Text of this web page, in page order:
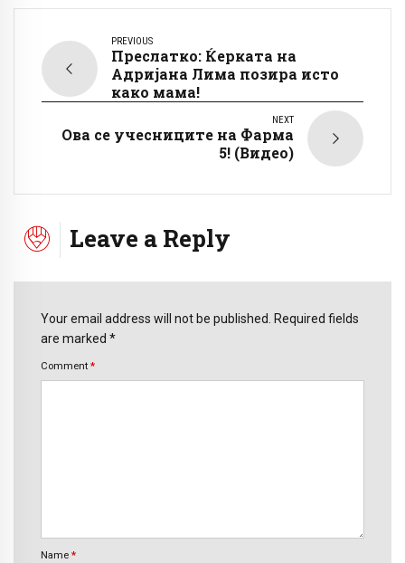
PREVIOUS
Преслатко: Ќерката на
Адријана Лима позира исто
како мама!
NEXT
Ова се учесниците на Фарма
5! (Видео)
Leave a Reply
Your email address will not be published. Required fields
are marked *
Comment *
Name *